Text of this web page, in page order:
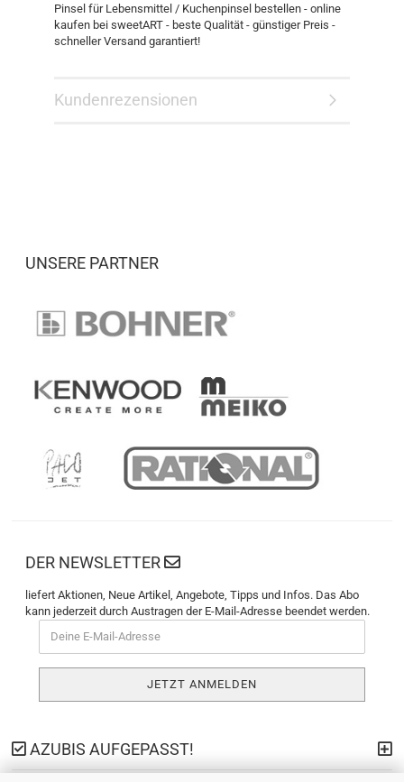
Pinsel für Lebensmittel / Kuchenpinsel bestellen - online
kaufen bei sweetART - beste Qualität - günstiger Preis -
schneller Versand garantiert!
Kundenrezensionen
UNSERE PARTNER
DER NEWSLETTER
liefert Aktionen, Neue Artikel, Angebote, Tipps und Infos. Das Abo
kann jederzeit durch Austragen der E-Mail-Adresse beendet werden.
AZUBIS AUFGEPASST!